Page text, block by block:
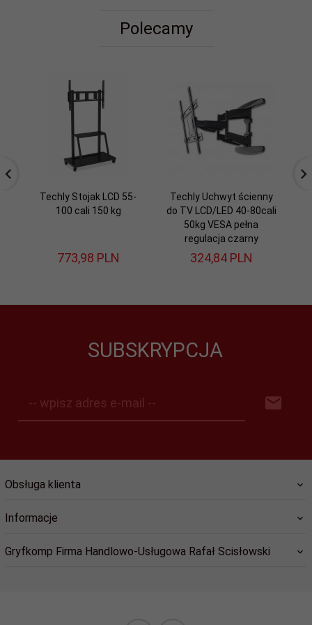
Polecamy
Techly Stojak LCD 55-
100 cali 150 kg
773,98 PLN
Techly Uchwyt ścienny
do TV LCD/LED 40-80cali
50kg VESA pełna
regulacja czarny
324,84 PLN
SUBSKRYPCJA
-- wpisz adres e-mail --
Obsługa klienta
Informacje
Gryfkomp Firma Handlowo-Usługowa Rafał Scisłowski